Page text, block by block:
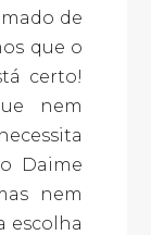
de
que o
certo!
nem
Daime
nem
escolha